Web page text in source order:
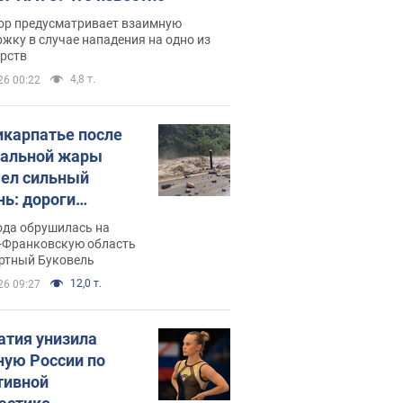
предусматривает взаимную
в случае нападения на одно из
00:22 4,8 т.
после
жары
сильный
дороги
в реки.
обрушилась на
область
Буковель
09:27 12,0 т.
унизила
России по